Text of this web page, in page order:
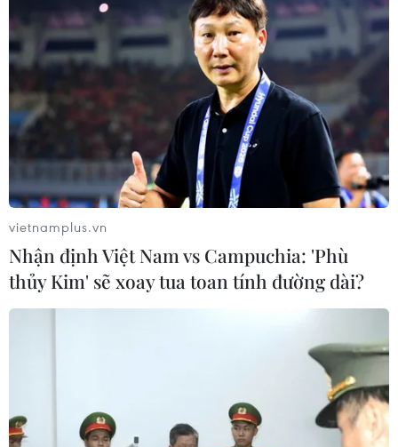
vietnamplus.vn
Nhận định Việt Nam vs Campuchia: 'Phù
thủy Kim' sẽ xoay tua toan tính đường dài?